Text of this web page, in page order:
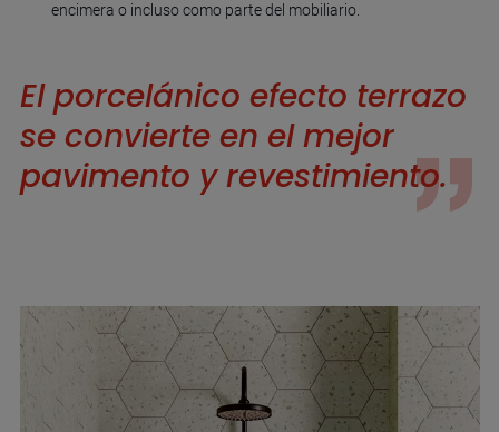
encimera o incluso como parte del mobiliario.
El porcelánico efecto terrazo
se convierte en el mejor
pavimento y revestimiento.